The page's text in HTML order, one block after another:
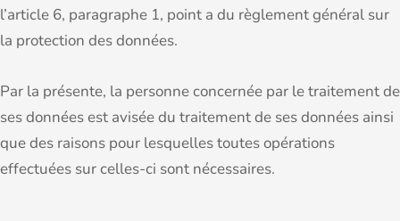
l’article 6, paragraphe 1, point a du règlement général sur
la protection des données.
Par la présente, la personne concernée par le traitement de
ses données est avisée du traitement de ses données ainsi
que des raisons pour lesquelles toutes opérations
effectuées sur celles-ci sont nécessaires.